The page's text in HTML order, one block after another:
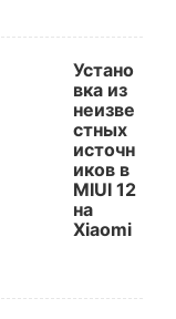
Устано
вка из
неизве
стных
источн
иков в
MIUI 12
на
Xiaomi